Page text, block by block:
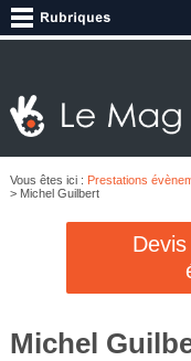
Vous êtes ici : Prestations
> Michel Guilbert
Michel